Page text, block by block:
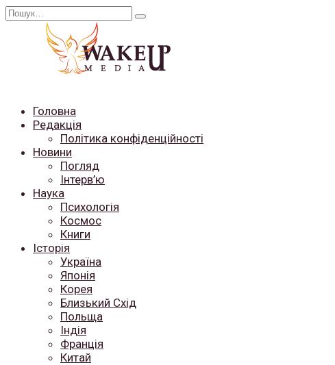
Перейти
Search
Головна
Редакція
Політика конфіденційності
Новини
Погляд
Інтерв’ю
Наука
Психологія
Космос
Книги
Історія
Україна
Японія
Корея
Близький Схід
Польща
Індія
Франція
Китай